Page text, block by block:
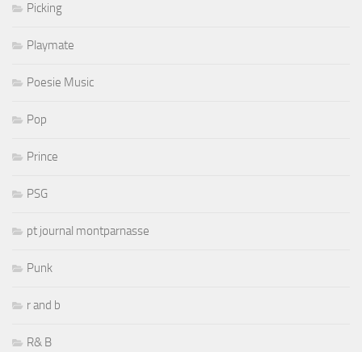
Picking
Playmate
Poesie Music
Pop
Prince
PSG
pt journal montparnasse
Punk
r and b
R& B